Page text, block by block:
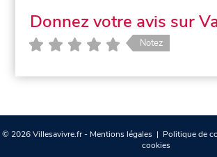
Donnez votre avis sur
Notez
© 2026 Villesavivre.fr - Mentions légales| Politique de
cookies